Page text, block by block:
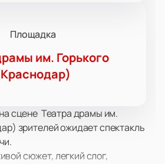
Площадка
им. Горького
сцене Театра драмы им.
зрителей ожидает спектакль
сюжет, легкий слог,